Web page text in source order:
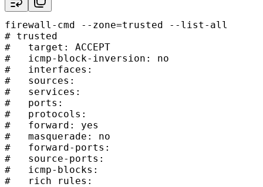
# trusted
#   target: ACCEPT
#   icmp-block-inversion: no
#   interfaces:
#   sources:
#   services:
#   ports:
#   protocols:
#   forward: yes
#   masquerade: no
#   forward-ports:
#   source-ports:
#   icmp-blocks:
#   rich rules: